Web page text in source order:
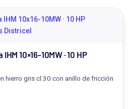
10×16-10MW · 10 HP
hierro gris cl.30 con anillo de fricción